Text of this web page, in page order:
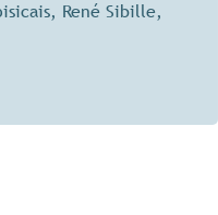
René Sibille,